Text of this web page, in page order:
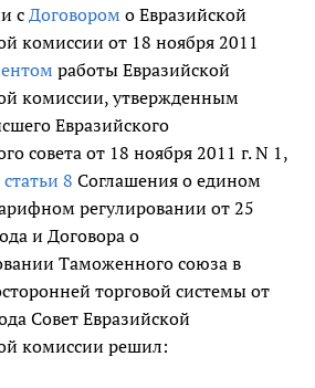
с Договором о Евразийской
комиссии от 18 ноября 2011
работы Евразийской
комиссии, утвержденным
Евразийского
совета от 18 ноября 2011 г. N 1,
статьи 8 Соглашения о едином
регулировании от 25
и Договора о
Таможенного союза в
торговой системы от
Совет Евразийской
комиссии решил: